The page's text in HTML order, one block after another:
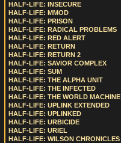
HALF-LIFE: INSECURE
HALF-LIFE: MMOD
HALF-LIFE: PRISON
HALF-LIFE: RADICAL PROBLEMS
HALF-LIFE: RED ALERT
HALF-LIFE: RETURN
HALF-LIFE: RETURN 2
HALF-LIFE: SAVIOR COMPLEX
HALF-LIFE: SUM
HALF-LIFE: THE ALPHA UNIT
HALF-LIFE: THE INFECTED
HALF-LIFE: THE WORLD MACHINE
HALF-LIFE: UPLINK EXTENDED
HALF-LIFE: UPLINKED
HALF-LIFE: URBICIDE
HALF-LIFE: URIEL
HALF-LIFE: WILSON CHRONICLES